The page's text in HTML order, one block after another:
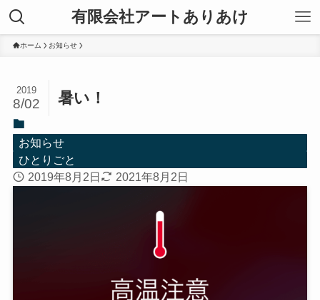
有限会社アートありあけ
ホーム お知らせ
暑い！
2019
8/02
お知らせ
ひとりごと
2019年8月2日
2021年8月2日